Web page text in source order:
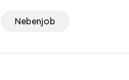
Nebenjob